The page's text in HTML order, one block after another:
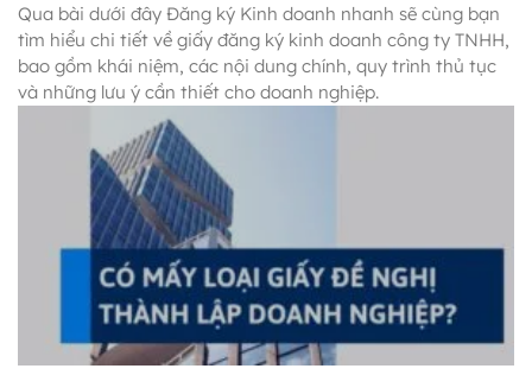
Qua bài dưới đây Đăng ký Kinh doanh nhanh sẽ cùng bạn
tìm hiểu chi tiết về giấy đăng ký kinh doanh công ty TNHH,
bao gồm khái niệm, các nội dung chính, quy trình thủ tục
và những lưu ý cần thiết cho doanh nghiệp.